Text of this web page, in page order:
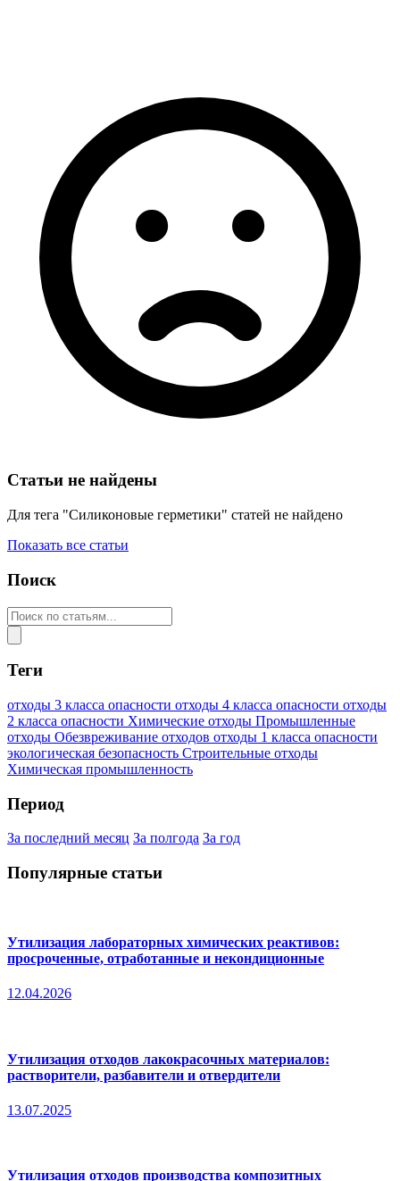
Статьи не найдены
Для тега "Силиконовые герметики" статей не найдено
Показать все статьи
Поиск
Теги
отходы 3 класса опасности отходы 4 класса опасности отходы
2 класса опасности Химические отходы Промышленные
отходы Обезвреживание отходов отходы 1 класса опасности
экологическая безопасность Строительные отходы
Химическая промышленность
Период
За последний месяц За полгода За год
Популярные статьи
Утилизация лабораторных химических реактивов:
просроченные, отработанные и некондиционные
12.04.2026
Утилизация отходов лакокрасочных материалов:
растворители, разбавители и отвердители
13.07.2025
Утилизация отходов производства композитных